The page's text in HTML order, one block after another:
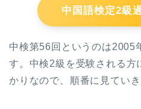
中国語検定2級
中検第56回というのは2005
す。中検2級を受験される方
かりなので、順番に見ていき